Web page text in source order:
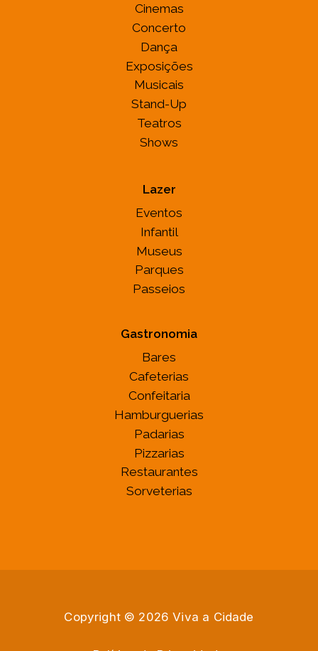
Cinemas
Concerto
Dança
Exposições
Musicais
Stand-Up
Teatros
Shows
Lazer
Eventos
Infantil
Museus
Parques
Passeios
Gastronomia
Bares
Cafeterias
Confeitaria
Hamburguerias
Padarias
Pizzarias
Restaurantes
Sorveterias
Copyright © 2026 Viva a Cidade